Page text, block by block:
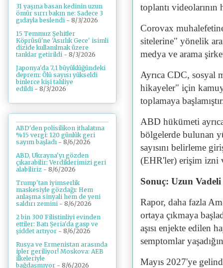
toplantı videolarının
Corovax
sitelerine" yönelik
medya ve arama
Ayrıca CDC, sosyal
hikayeler" için
toplamaya
ABD hükümeti
bölgelerde bulunan
sayısını belirleme
(EHR'ler) erişim izni
Sonuç: Uzun
Rapor, daha fazla
ortaya çıkmaya
aşısı enjekte edilen
semptomlar
Mayıs 2027'ye
31 yaşına basan kedinin uzun
ömür sırrı bakın ne: Sadece 3
gıdayla beslendi - 8/3/2026
15 Temmuz Şehitler
Köprüsü'ne 'Asırlık Gece' isimli
dizide kullanılmak üzere
tanklar getirildi - 8/3/2026
Japonya'da 7,1 büyüklüğündeki
deprem: Ölü sayısı yükseldi
binlerce kişi tahliye
edildi - 8/3/2026
ABD'den polisilikon ithalatına
%15 vergi: 120 günlük geri
sayım başladı - 8/6/2026
ABD, Ukrayna'yı gözden
çıkarabilir: Verdiklerimizi geri
alabiliriz - 8/6/2026
Trump'tan iyimserlik
maskesiyle gözdağı: Hem
anlaşma sinyali hem de yeni
saldırı zemini - 8/6/2026
2 bin 300 Filistinliyi evinden
ettiler: Batı Şeria'da gasp ve
şiddet artıyor - 8/6/2026
Rusya ve Ermenistan arasında
ipler geriliyor! Moskova: AEB
ilkeleriyle
bağdaşmıyor - 8/6/2026